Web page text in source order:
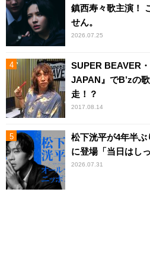
鎮西寿々歌主演！
せん。
2026.07.25
SUPER BEAVER
JAPAN』でB’zの
走！？
2017.08.14
松下洸平が4年半
に登場「当日はし
2026.07.31